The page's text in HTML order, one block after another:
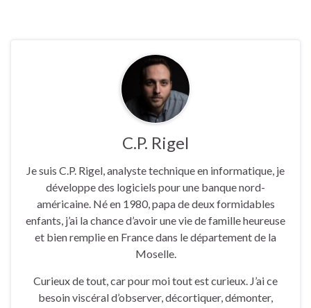
C.P. Rigel
Je suis C.P. Rigel, analyste technique en informatique, je
développe des logiciels pour une banque nord-
américaine. Né en 1980, papa de deux formidables
enfants, j’ai la chance d’avoir une vie de famille heureuse
et bien remplie en France dans le département de la
Moselle.
Curieux de tout, car pour moi tout est curieux. J’ai ce
besoin viscéral d’observer, décortiquer, démonter,